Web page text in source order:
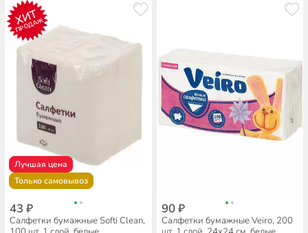
ХИТ
ПРОДАЖ
Лучшая цена
Только самовывоз
43 ₽
Салфетки бумажные Softi Clean,
90 ₽
Салфетки бумажные Veiro, 200